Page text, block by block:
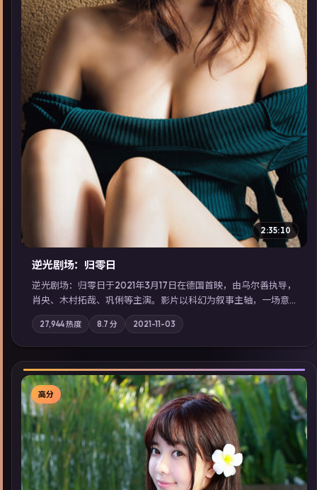
▶
2:35:10
逆光剧场：归零日
逆光剧场：归零日于2021年3月17日在德国首映，由乌尔善执导，
肖央、木村拓哉、巩俐等主演。影片以科幻为叙事主轴，一场意
外将众人卷入不可撤回的连锁反应；摄影与配乐强化地域气质；
站内亦可通过「国产免费观看高清电视剧在线看」延展检索同类
型高分佳作，畅享高清在线追剧体验。
27,944热度 8.7 分 2021-11-03
▶
高分